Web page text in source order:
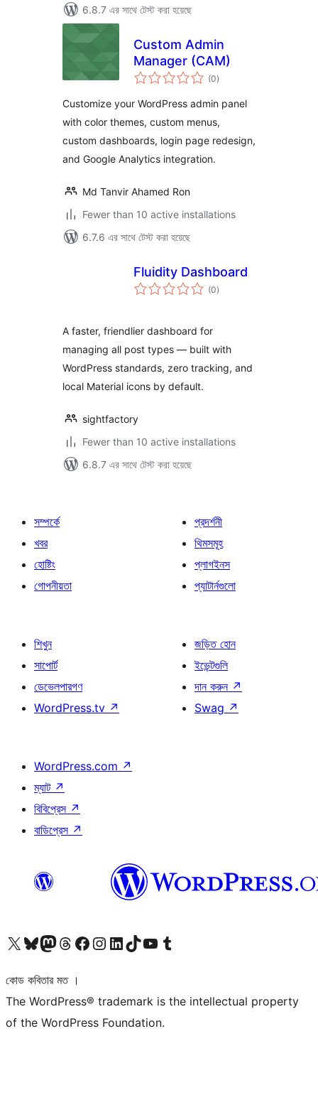
6.8.7 এর সাথে টেস্ট করা হয়েছে
Custom Admin
Manager (CAM)
(0total
ratings
)
Customize your WordPress admin panel
with color themes, custom menus,
custom dashboards, login page redesign,
and Google Analytics integration.
Md Tanvir Ahamed Ron
Fewer than 10 active installations
6.7.6 এর সাথে টেস্ট করা হয়েছে
Fluidity Dashboard
(0total
ratings
)
A faster, friendlier dashboard for
managing all post types — built with
WordPress standards, zero tracking, and
local Material icons by default.
sightfactory
Fewer than 10 active installations
6.8.7 এর সাথে টেস্ট করা হয়েছে
সম্পর্কে
খবর
হোষ্টিং
গোপনীয়তা
প্রদর্শনী
থিমসমূহ
প্লাগইনস
প্যাটার্নগুলো
শিখুন
সাপোর্ট
ডেভেলপারগণ
WordPress.tv ↗
জড়িত হোন
ইভেন্টগুলি
দান করুন ↗
Swag ↗
WordPress.com ↗
ম্যাট ↗
বিবিপ্রেস ↗
বাডিপ্রেস ↗
আমাদের X (আগের টুইটার) অ্যাকাউন্টে যানআমাদের Bluesky অ্যাকাউন্টটি দেখুনআমাদের মাস্টোডন অ্যাকাউন্টটি দেখুনআমাদের থ্রেডস অ্যাকাউন্টটি দেখুনআমাদের ফেসবুক পেজ দেখুনআমাদের ইন্সটাগ্রাম অ্যাকাউন্ট দেখুনআমাদের লিঙ্কডইন অ্যাকাউন্টে যানআমাদের TikTok অ্যাকাউন্টটি দেখুনআমাদের ইউটিউব চ্যানেলে যান আমাদের টাম্বলার অ্যাকাউন্ট দেখুন
কোড কবিতার মত ।
The WordPress® trademark is the intellectual property
of the WordPress Foundation.